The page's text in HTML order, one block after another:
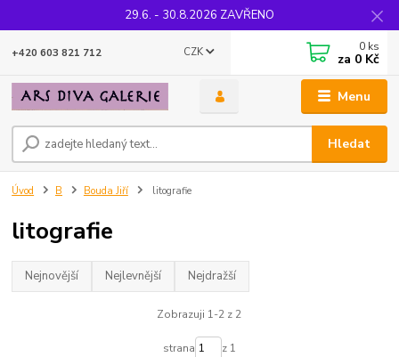
29.6. - 30.8.2026 ZAVŘENO
Menu
CZK
Hledat
+420 603 821 712 0 ks
za 0 Kč
Úvod B Bouda Jiří litografie
litografie
Nejnovější Nejlevnější Nejdražší
Zobrazuji 1-2 z 2
strana z 1